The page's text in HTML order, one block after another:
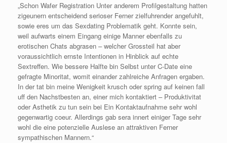
„Schon Wafer Registration Unter anderem Profilgestaltung hatten
zigeunern entscheidend serioser Ferner zielfuhrender angefuhlt,
sowie eres um das Sexdating Problematik geht. Konnte sein,
weil aufwarts einem Eingang einige Manner ebenfalls zu
erotischen Chats abgrasen – welcher Grossteil hat aber
voraussichtlich ernste Intentionen in Hinblick auf echte
Sextreffen. Wie bessere Halfte bin Selbst unter C-Date eine
gefragte Minoritat, womit einander zahlreiche Anfragen ergaben.
In der tat bin meine Wenigkeit krusch oder spring auf keinen fall
uff den Nachstbesten an, einer mich kontaktiert – Produktivitat
oder Asthetik zu tun sein bei Ein Kontaktaufnahme sehr wohl
gegenwartig coeur. Allerdings gab sera innert einiger Tage sehr
wohl die eine potenzielle Auslese an attraktiven Ferner
sympathischen Mannern.“